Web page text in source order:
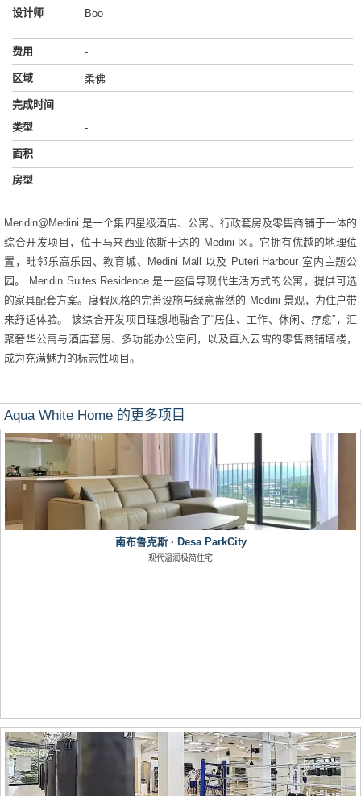
设计师 Boo
费用 -
区域 柔佛
完成时间
-
类型
-
面积 -
房型
Meridin@Medini 是一个集四星级酒店、公寓、行政套房及零售商铺于一体的
综合开发项目，位于马来西亚依斯干达的 Medini 区。它拥有优越的地理位
置，毗邻乐高乐园、教育城、Medini Mall 以及 Puteri Harbour 室内主题公
园。 Meridin Suites Residence 是一座倡导现代生活方式的公寓，提供可选
的家具配套方案。度假风格的完善设施与绿意盎然的 Medini 景观，为住户带
来舒适体验。 该综合开发项目理想地融合了“居住、工作、休闲、疗愈”，汇
聚奢华公寓与酒店套房、多功能办公空间，以及直入云霄的零售商铺塔楼，
成为充满魅力的标志性项目。
Aqua White Home 的更多项目
南布鲁克斯 · Desa ParkCity
现代温润极简住宅